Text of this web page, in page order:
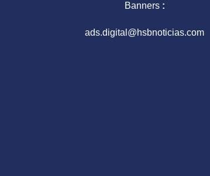
Banners :
ads.digital@hsbnoticias.com